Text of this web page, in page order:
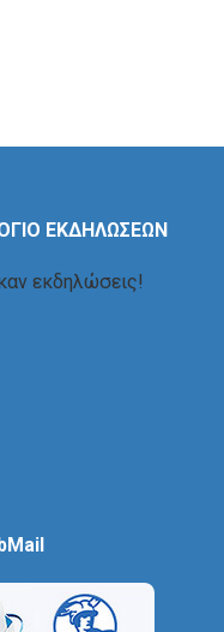
ΕΚΔΗΛΩΣΕΩΝ
εκδηλώσεις!